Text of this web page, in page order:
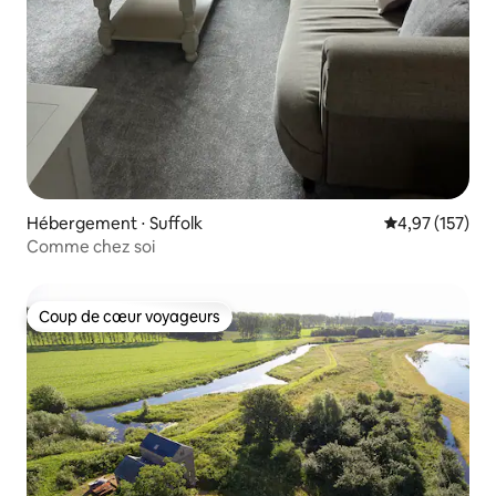
Hébergement ⋅ Suffolk Évaluation
4,97 (157)
Comme chez soi
Coup de cœur voyageurs
Coup de cœur voyageurs